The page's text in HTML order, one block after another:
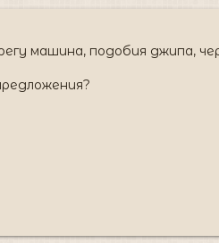
машина, подобия джипа,